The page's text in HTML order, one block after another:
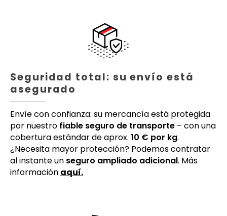
Seguridad total: su envío está
asegurado
Envíe con confianza: su mercancía está protegida
por nuestro fiable seguro de transporte – con una
cobertura estándar de aprox. 10 € por kg.
¿Necesita mayor protección? Podemos contratar
al instante un seguro ampliado adicional. Más
información aquí.